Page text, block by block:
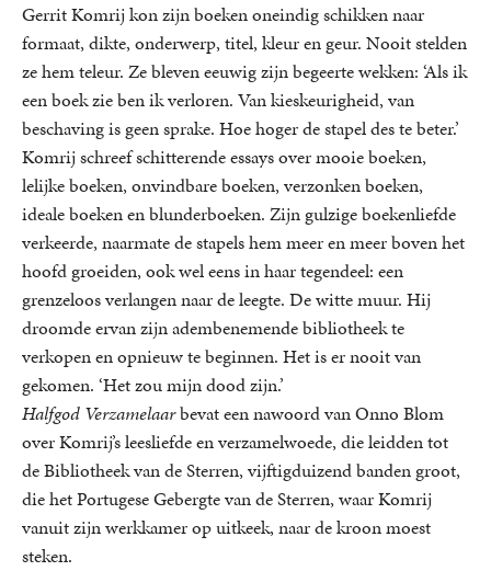
Gerrit Komrij kon zijn boeken oneindig schikken naar
formaat, dikte, onderwerp, titel, kleur en geur. Nooit stelden
ze hem teleur. Ze bleven eeuwig zijn begeerte wekken: ‘Als ik
een boek zie ben ik verloren. Van kieskeurigheid, van
beschaving is geen sprake. Hoe hoger de stapel des te beter.’
Komrij schreef schitterende essays over mooie boeken,
lelijke boeken, onvindbare boeken, verzonken boeken,
ideale boeken en blunderboeken. Zijn gulzige boekenliefde
verkeerde, naarmate de stapels hem meer en meer boven het
hoofd groeiden, ook wel eens in haar tegendeel: een
grenzeloos verlangen naar de leegte. De witte muur. Hij
droomde ervan zijn adembenemende bibliotheek te
verkopen en opnieuw te beginnen. Het is er nooit van
gekomen. ‘Het zou mijn dood zijn.’
Halfgod Verzamelaarbevat een nawoord van Onno Blom
over Komrij’s leesliefde en verzamelwoede, die leidden tot
de Bibliotheek van de Sterren, vijftigduizend banden groot,
die het Portugese Gebergte van de Sterren, waar Komrij
vanuit zijn werkkamer op uitkeek, naar de kroon moest
steken.